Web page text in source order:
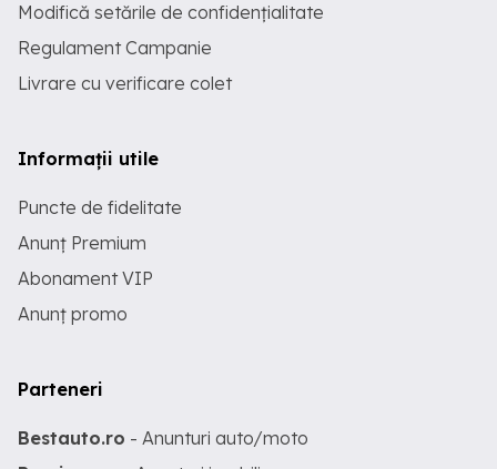
Modifică setările de confidențialitate
Regulament Campanie
Livrare cu verificare colet
Informații utile
Puncte de fidelitate
Anunț Premium
Abonament VIP
Anunț promo
Parteneri
Bestauto.ro - Anunturi auto/moto